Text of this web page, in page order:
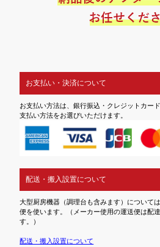
お支払い・決済について
お支払い方法は、銀行振込・クレジットカー
支払い方法をお選びいただけます。
配送・搬入設置について
大型厨房機器（調理台も含みます）について
便を使います。（メーカー使用の運送便は配
す。）
配送・搬入設置について